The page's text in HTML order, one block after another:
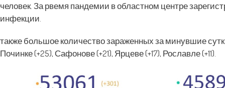
человек. За рвемя пандемии в областном центре
инфекции.
также большое количество зараженных за минувшие
Починке (+25), Сафонове (+21), Ярцеве (+17), Рославле (+11).